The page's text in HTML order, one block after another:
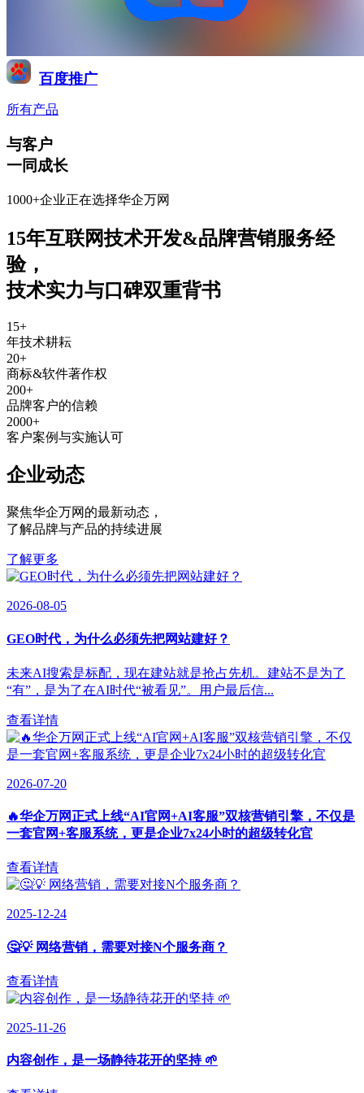
百度推广
所有产品
与客户
一同成长
1000+企业正在选择华企万网
15年互联网技术开发&品牌营销服务经
验，
技术实力与口碑双重背书
15+
年技术耕耘
20+
商标&软件著作权
200+
品牌客户的信赖
2000+
客户案例与实施认可
企业动态
聚焦华企万网的最新动态 ，
了解品牌与产品的持续进展
了解更多
2026-08-05
GEO时代，为什么必须先把网站建好？
未来AI搜索是标配，现在建站就是抢占先机。建站不是为了
“有”，是为了在AI时代“被看见”。用户最后信...
查看详情
2026-07-20
🔥华企万网正式上线“AI官网+AI客服”双核营销引擎，不仅是
一套官网+客服系统，更是企业7x24小时的超级转化官
查看详情
2025-12-24
🤔💡 网络营销，需要对接N个服务商？
查看详情
2025-11-26
内容创作，是一场静待花开的坚持 🌱